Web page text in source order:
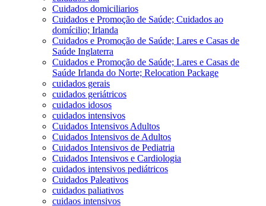
Cuidados domiciliarios
Cuidados e Promoção de Saúde; Cuidados ao
domícilio; Irlanda
Cuidados e Promoção de Saúde; Lares e Casas de
Saúde Inglaterra
Cuidados e Promoção de Saúde; Lares e Casas de
Saúde Irlanda do Norte; Relocation Package
cuidados gerais
cuidados geriátricos
cuidados idosos
cuidados intensivos
Cuidados Intensivos Adultos
Cuidados Intensivos de Adultos
Cuidados Intensivos de Pediatria
Cuidados Intensivos e Cardiologia
cuidados intensivos pediátricos
Cuidados Paleativos
cuidados paliativos
cuidaos intensivos